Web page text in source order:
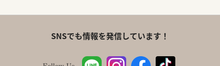
SNSでも情報を発信しています！